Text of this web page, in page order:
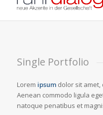
Single Portfolio
Lorem ipsumdolor sit amet,
Aenean commodo ligula
natoque penatibus et